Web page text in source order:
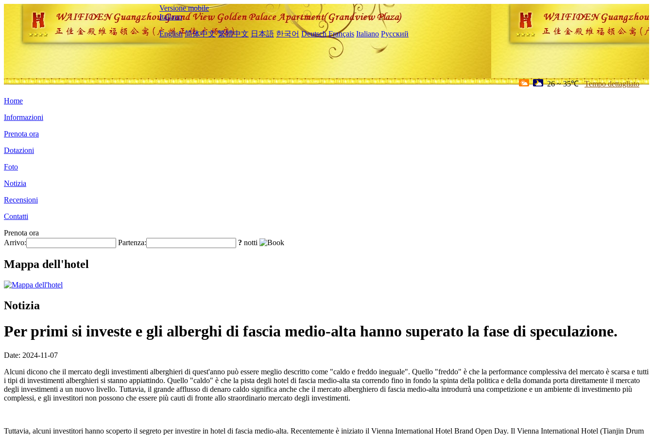
Versione mobile
Italiano
English 简体中文 繁體中文 日本語 한국어 Deutsch Français Italiano Русский
26 ~ 35℃ Tempo dettagliato
Home
Informazioni
Prenota ora
Dotazioni
Foto
Notizia
Recensioni
Contatti
Prenota ora
Arrivo:
Partenza: ? notti
Mappa dell'hotel
Notizia
Per primi si investe e gli alberghi di fascia medio-alta hanno superato la fase di speculazione.
Date: 2024-11-07
Alcuni dicono che il mercato degli investimenti alberghieri di quest'anno può essere meglio descritto come "caldo e freddo ineguale". Quello "freddo" è che la performance complessiva del mercato è scarsa e tutti
i tipi di investimenti alberghieri si stanno appiattindo. Quello "caldo" è che la pista degli hotel di fascia medio-alta sta correndo fino in fondo la spinta della politica e della domanda porta direttamente il mercato
degli investimenti a un nuovo livello. Tuttavia, il grande afflusso di denaro caldo significa anche che il mercato alberghiero di fascia medio-alta introdurrà una competizione e un ambiente di investimento più
complessi, e gli investitori non possono che essere più cauti di fronte allo straordinario mercato degli investimenti.
Tuttavia, alcuni investitori hanno scoperto il segreto per investire in hotel di fascia medio-alta. Recentemente è iniziato il Vienna International Hotel Brand Open Day. Il Vienna International Hotel (Tianjin Drum